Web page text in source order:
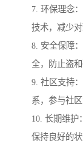
7. 环保理念
技术，减少
8. 安全保障
全，防止盗
9. 社区支持
系，参与社
10. 长期维护
保持良好的